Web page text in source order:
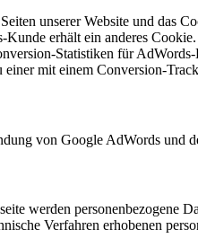
unserer Website und das
Kunde erhält ein anderes
Statistiken für
mit einem Conversion-
von Google AdWords
werden personenbezogene
Verfahren erhobenen